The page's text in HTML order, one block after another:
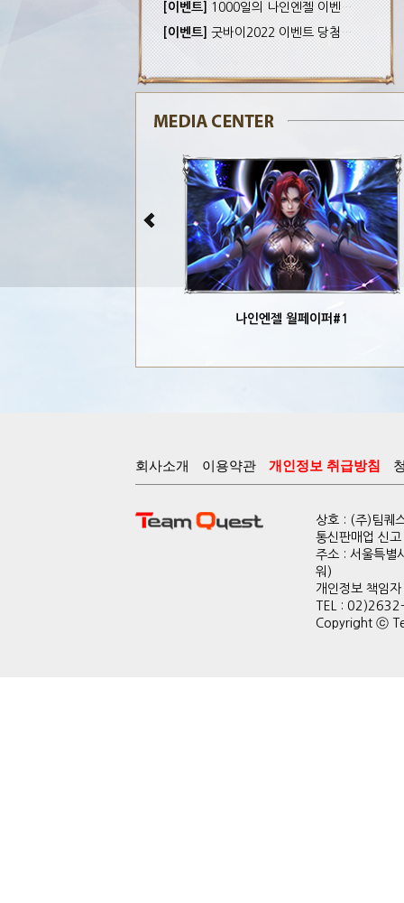
[이벤트]
1000일의 나인엔젤 이벤트 당첨자 안내
[이벤트]
굿바이2022 이벤트 당첨자 안내
나인엔젤 월페이퍼#1
회사소개 이용약관 개인정보 취급방침
상호 : (주)팀퀘
통신판매업 신
주소 : 서울특
워)
개인정보 책
TEL :
Copyright ⓒ